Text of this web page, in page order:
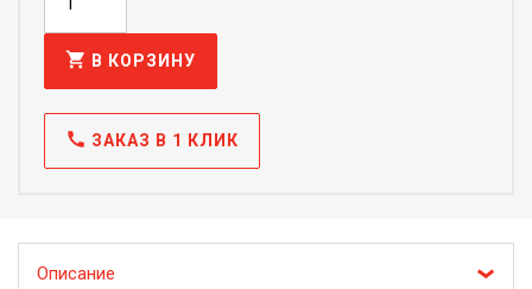
shopping_cart В КОРЗИНУ
call ЗАКАЗ В 1 КЛИК
Описание